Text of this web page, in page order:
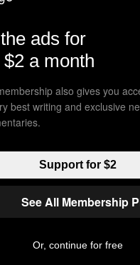
câteva luni,
de fiecare dată
cauza congestii, deși
că deseori
ads for
a month
also gives you
best writing and exclusive
Support for $2
See All Membership
Or, continue for free